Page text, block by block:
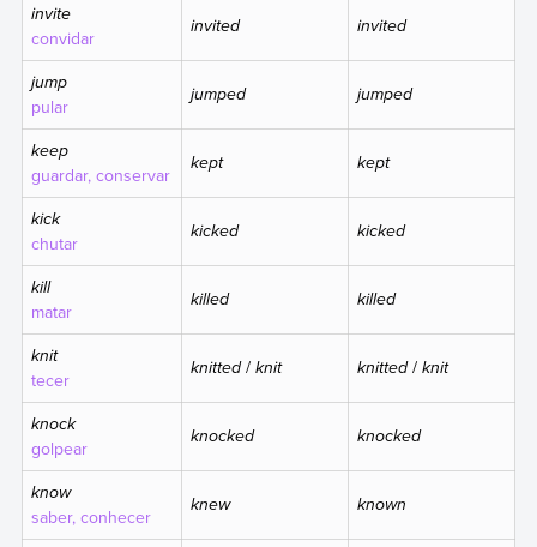
invite
convidar invited invited
jump
pular jumped jumped
keep
guardar, conservar kept kept
kick
chutar kicked kicked
kill
matar killed killed
knit
tecer knitted/ knit knitted/ knit
knock
golpear knocked knocked
know
saber, conhecer knew known